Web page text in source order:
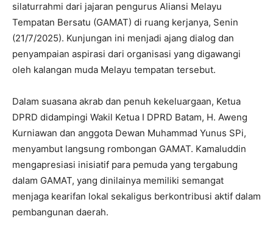
silaturrahmi dari jajaran pengurus Aliansi Melayu
Tempatan Bersatu (GAMAT) di ruang kerjanya, Senin
(21/7/2025). Kunjungan ini menjadi ajang dialog dan
penyampaian aspirasi dari organisasi yang digawangi
oleh kalangan muda Melayu tempatan tersebut.
Dalam suasana akrab dan penuh kekeluargaan, Ketua
DPRD didampingi Wakil Ketua I DPRD Batam, H. Aweng
Kurniawan dan anggota Dewan Muhammad Yunus SPi,
menyambut langsung rombongan GAMAT. Kamaluddin
mengapresiasi inisiatif para pemuda yang tergabung
dalam GAMAT, yang dinilainya memiliki semangat
menjaga kearifan lokal sekaligus berkontribusi aktif dalam
pembangunan daerah.